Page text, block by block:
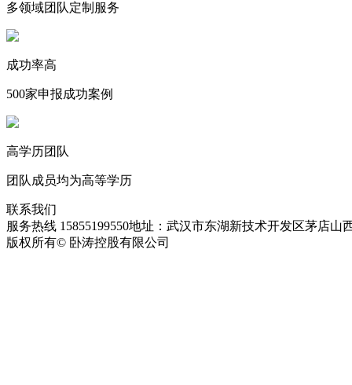
多领域团队定制服务
成功率高
500家申报成功案例
高学历团队
团队成员均为高等学历
联系我们
服务热线 15855199550地址：武汉市东湖新技术开发区茅店山
版权所有© 卧涛控股有限公司